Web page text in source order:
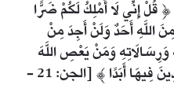
إِنِّي لَا أَمْلِكُ لَكُمْ ضَرًّا
اللَّهِ أَحَدٌ وَلَنْ أَجِدَ مِنْ
وَرِسَالَاتِهِ وَمَنْ يَعْصِ اللَّهَ
وَرَسُولَهُ فَإِنَّ لَهُ نَارَ جَهَنَّمَ خَالِدِينَ فِيهَا أَبَدًا ﴾ [الجن: 21 -